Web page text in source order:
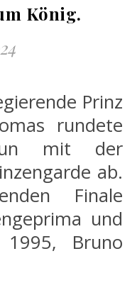
König.
rundete
mit der
ab.
Finale
und
Bruno